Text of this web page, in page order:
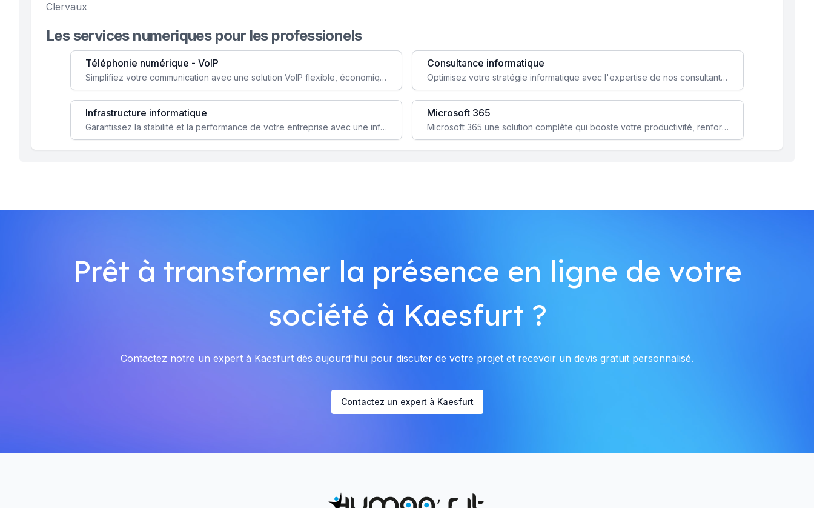
Clervaux
Les services numeriques pour les professionels
Téléphonie numérique - VoIP
Simplifiez votre communication avec une solution VoIP flexible, économique et adaptée à vos besoins professionnels.
Consultance informatique
Optimisez votre stratégie informatique avec l'expertise de nos consultants pour améliorer votre efficacité et sécurité.
Infrastructure informatique
Garantissez la stabilité et la performance de votre entreprise avec une infrastructure IT sécurisée et évolutive.
Microsoft 365
Microsoft 365 une solution complète qui booste votre productivité, renforce la sécurité de vos données et facilite la collaboration.
Prêt à transformer la présence en ligne de votre
société à Kaesfurt ?
Contactez notre un expert à Kaesfurt dès aujourd'hui pour discuter de votre projet et recevoir un devis gratuit personnalisé.
Contactez un expert à Kaesfurt